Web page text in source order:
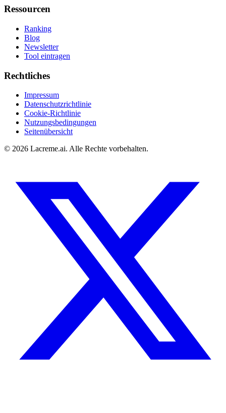
Ressourcen
Ranking
Blog
Newsletter
Tool eintragen
Rechtliches
Impressum
Datenschutzrichtlinie
Cookie-Richtlinie
Nutzungsbedingungen
Seitenübersicht
© 2026 Lacreme.ai. Alle Rechte vorbehalten.